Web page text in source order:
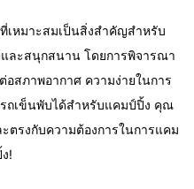
เหมาะสมเป็นสิ่งสำคัญสำหรับ
ละสนุกสนาน โดยการพิจารณา
สภาพอากาศ ความง่ายในการ
ถเข็นพับได้สำหรับแคมป์ปิ้ง คุณ
ตรงกับความต้องการในการแคม
!